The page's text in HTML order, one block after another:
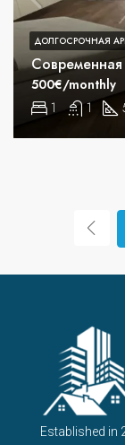
1 1
500€/monthly
ДОЛГОСРОЧНАЯ
Established in